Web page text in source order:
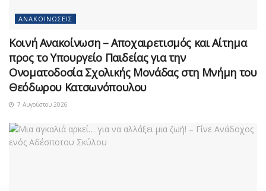
ΑΝΑΚΟΙΝΏΣΕΙΣ
Κοινή Ανακοίνωση – Αποχαιρετισμός και Αίτημα
προς το Υπουργείο Παιδείας για την
Ονοματοδοσία Σχολικής Μονάδας στη Μνήμη του
Θεόδωρου Κατσωνόπουλου
7 Αυγούστου 2026